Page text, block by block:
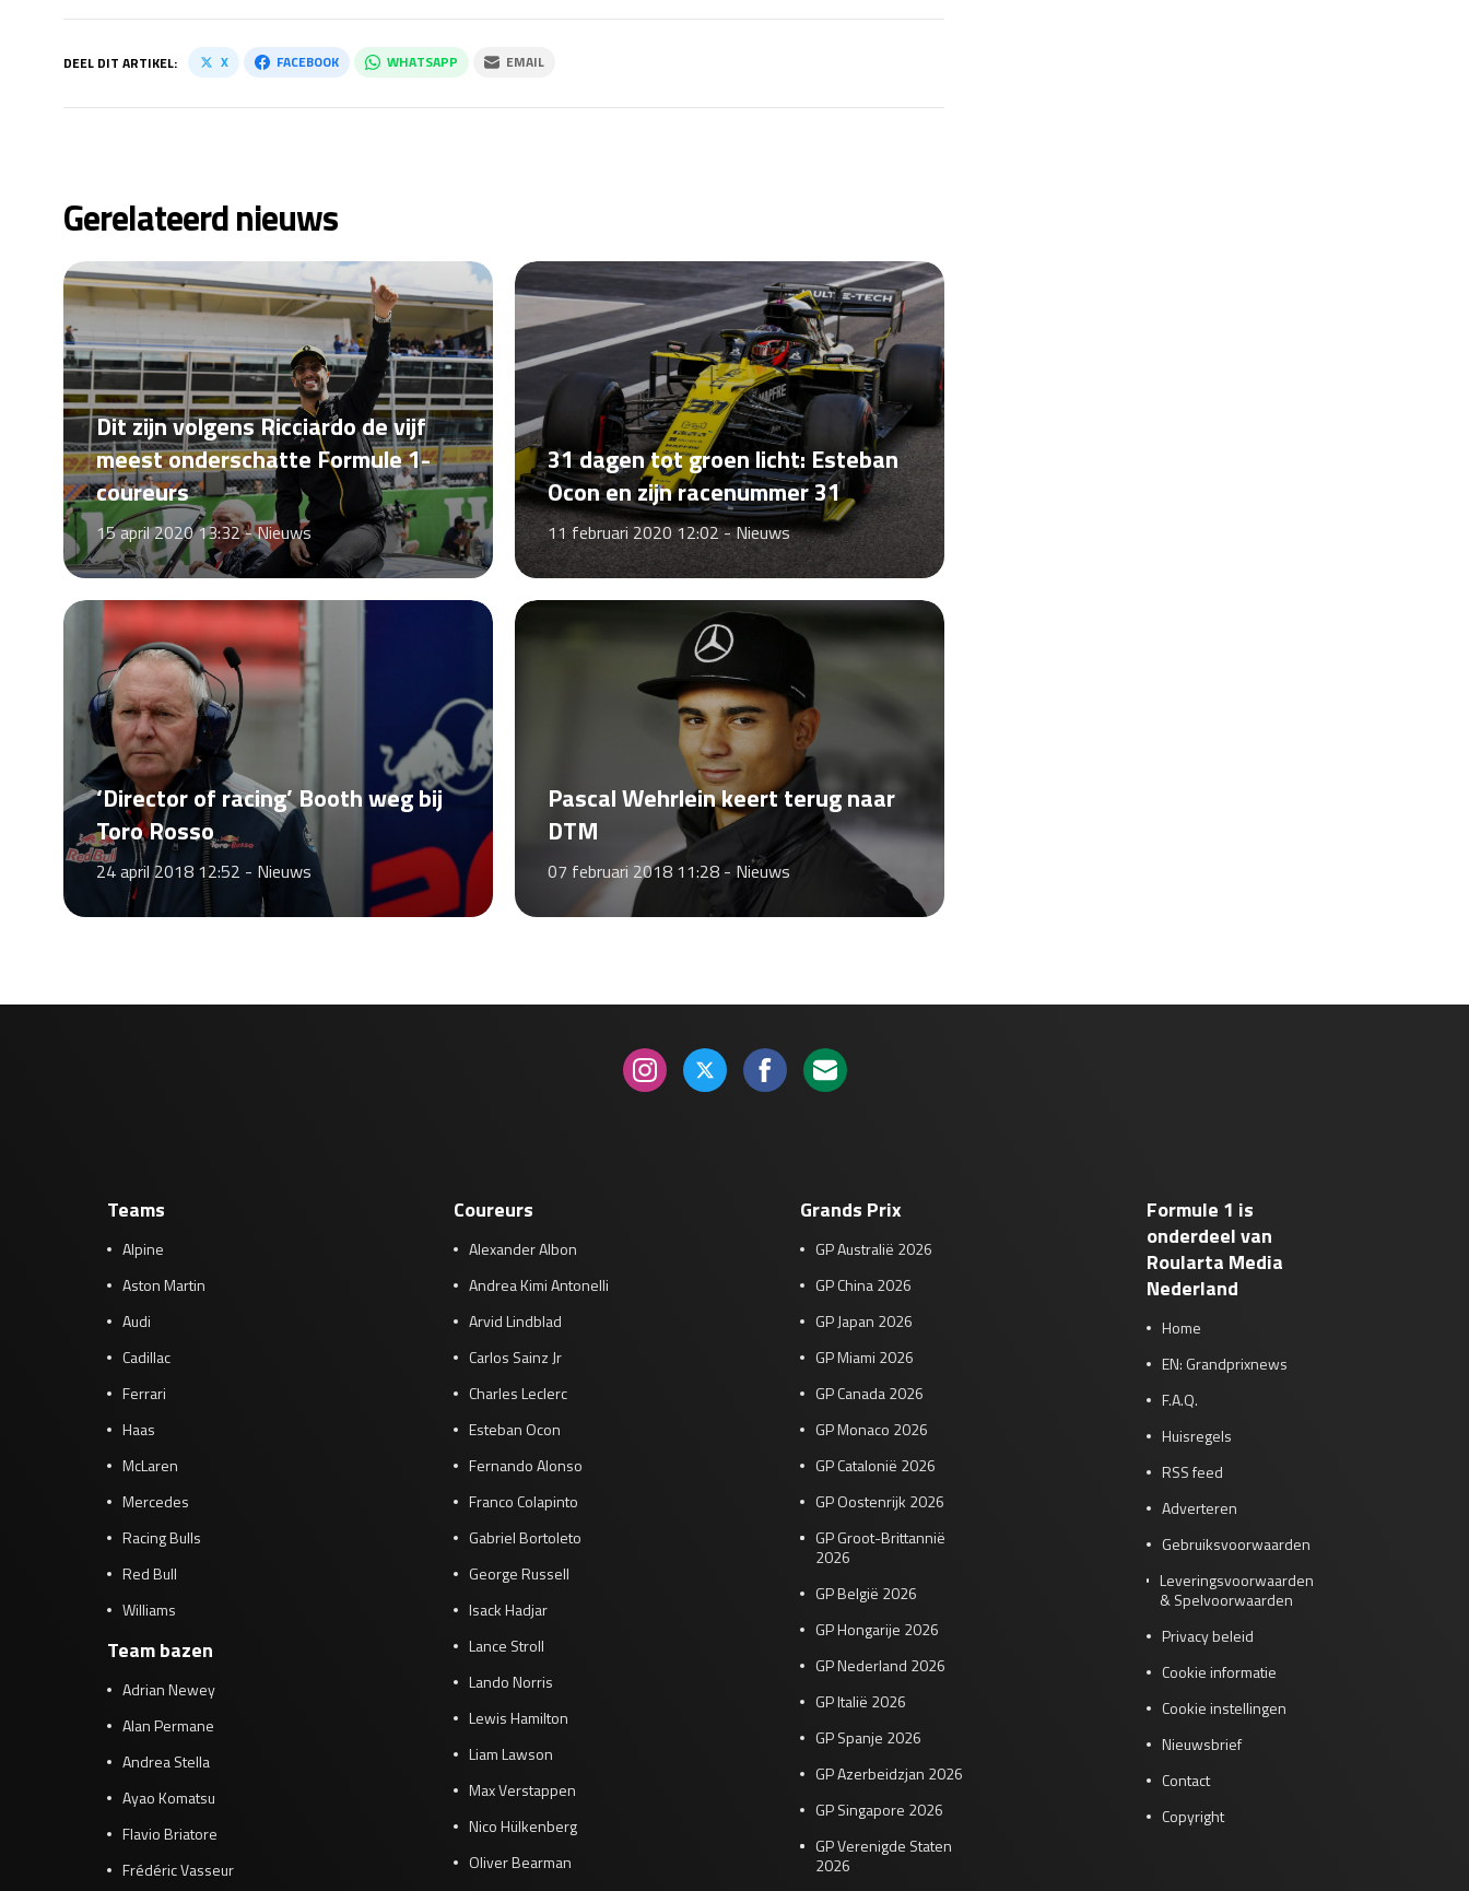
DEEL DIT ARTIKEL: X FACEBOOK WHATSAPP EMAIL
Gerelateerd nieuws
Dit zijn volgens Ricciardo de vijf
meest onderschatte Formule 1-
coureurs
15 april 2020 13:32 -Nieuws
31 dagen tot groen licht: Esteban
Ocon en zijn racenummer 31
11 februari 2020 12:02 -Nieuws
‘Director of racing’ Booth weg bij
Toro Rosso
24 april 2018 12:52 - Nieuws
Pascal Wehrlein keert terug naar
DTM
07 februari 2018 11:28 - Nieuws
Teams
Alpine
Aston Martin
Audi
Cadillac
Ferrari
Haas
McLaren
Mercedes
Racing Bulls
Red Bull
Williams
Team bazen
Adrian Newey
Alan Permane
Andrea Stella
Ayao Komatsu
Flavio Briatore
Frédéric Vasseur
Coureurs
Alexander Albon
Andrea Kimi Antonelli
Arvid Lindblad
Carlos Sainz Jr
Charles Leclerc
Esteban Ocon
Fernando Alonso
Franco Colapinto
Gabriel Bortoleto
George Russell
Isack Hadjar
Lance Stroll
Lando Norris
Lewis Hamilton
Liam Lawson
Max Verstappen
Nico Hülkenberg
Oliver Bearman
Grands Prix
GP Australië 2026
GP China 2026
GP Japan 2026
GP Miami 2026
GP Canada 2026
GP Monaco 2026
GP Catalonië 2026
GP Oostenrijk 2026
GP Groot-Brittannië
2026
GP België 2026
GP Hongarije 2026
GP Nederland 2026
GP Italië 2026
GP Spanje 2026
GP Azerbeidzjan 2026
GP Singapore 2026
GP Verenigde Staten
2026
Formule 1 is
onderdeel van
Roularta Media
Nederland
Home
EN: Grandprixnews
F.A.Q.
Huisregels
RSS feed
Adverteren
Gebruiksvoorwaarden
Leveringsvoorwaarden
& Spelvoorwaarden
Privacy beleid
Cookie informatie
Cookie instellingen
Nieuwsbrief
Contact
Copyright